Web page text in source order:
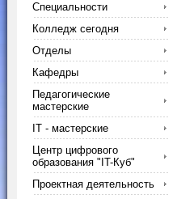
Специальности
Колледж сегодня
Отделы
Кафедры
Педагогические
мастерские
IT - мастерские
Центр цифрового
образования "IT-Куб"
Проектная деятельность